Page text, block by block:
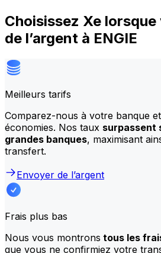
Choisissez Xe
de l’argent à ENGIE
Meilleurs tarifs
Comparez-nous à votre banque
économies. Nos taux surpassent
grandes banques, maximisant
transfert.
Envoyer de l’argent
Frais plus bas
Nous vous montrons tous les
que vous ne confirmiez votre